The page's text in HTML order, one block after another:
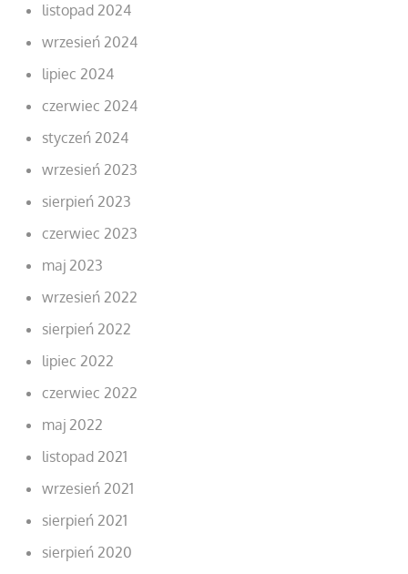
listopad 2024
wrzesień 2024
lipiec 2024
czerwiec 2024
styczeń 2024
wrzesień 2023
sierpień 2023
czerwiec 2023
maj 2023
wrzesień 2022
sierpień 2022
lipiec 2022
czerwiec 2022
maj 2022
listopad 2021
wrzesień 2021
sierpień 2021
sierpień 2020